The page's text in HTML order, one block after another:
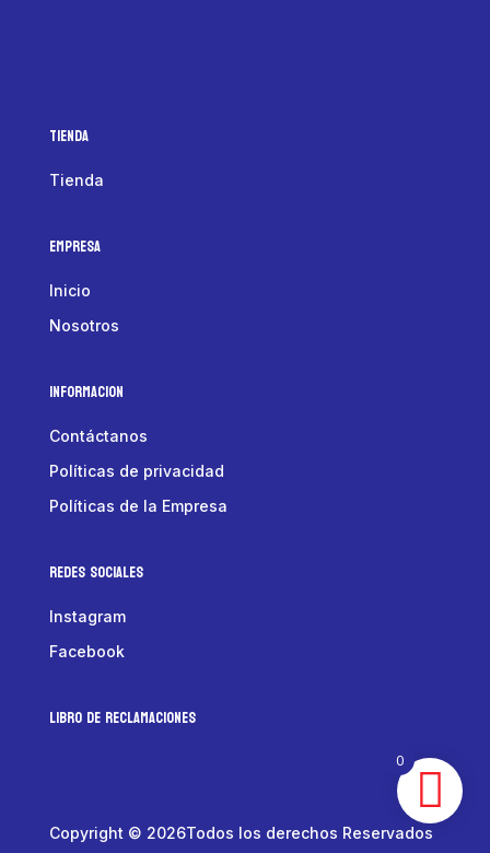
Tienda
Tienda
Empresa
Inicio
Nosotros
Informacion
Contáctanos
Políticas de privacidad
Políticas de la Empresa
Redes Sociales
Instagram
Facebook
LIBRO DE RECLAMACIONES
Copyright © 2026Todos los derechos Reservados
0